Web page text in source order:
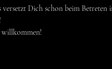
Dich schon beim Betreten